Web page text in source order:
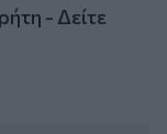
- Δείτε